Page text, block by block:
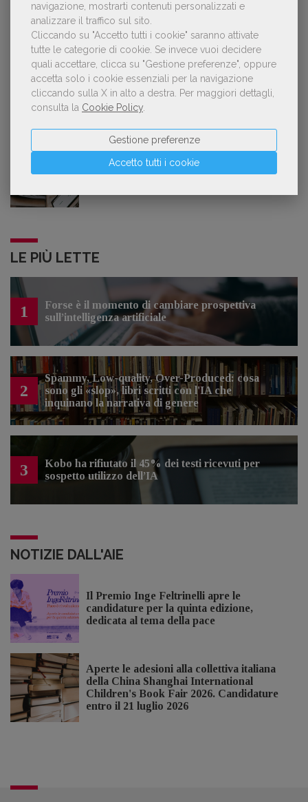
navigazione, mostrarti contenuti personalizzati e
analizzare il traffico sul sito.
Cliccando su "Accetto tutti i cookie" saranno attivate
tutte le categorie di cookie. Se invece vuoi decidere
quali accettare, clicca su "Gestione preferenze", oppure
accetta solo i cookie essenziali per la navigazione
cliccando sulla X in alto a destra.
Per maggiori dettagli,
consulta la Cookie Policy
Accetto tutti i cookie
Gestione preferenze
Lorenzo Armando (gruppo Piccoli editori
AIE): «Lavoriamo per tutelare chi, anche
su piccola scala, opera con un vero
approccio d'impresa»
Lavoro: 7 posizioni aperte e 9 stage in
LE PIÙ LETTE
1
Forse è il momento di cambiare prospettiva
sull’intelligenza artificiale
2
Spammy, Low-quality, Over-Produced: cosa
sono gli «slop», libri scritti con l'IA che
inquinano la narrativa di genere
3
Kobo ha rifiutato il 45% dei testi ricevuti per
sospetto utilizzo dell’IA
NOTIZIE DALL'AIE
Il Premio Inge Feltrinelli apre le
candidature per la quinta edizione,
dedicata al tema della pace
Aperte le adesioni alla collettiva italiana
della China Shanghai International
Children's Book Fair 2026. Candidature
entro il 21 luglio 2026